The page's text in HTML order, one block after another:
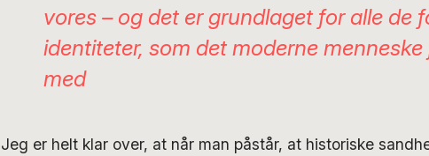
vores – og det er grundlaget for alle de
identiteter, som det moderne
med
Jeg er helt klar over, at når man påstår, at historiske